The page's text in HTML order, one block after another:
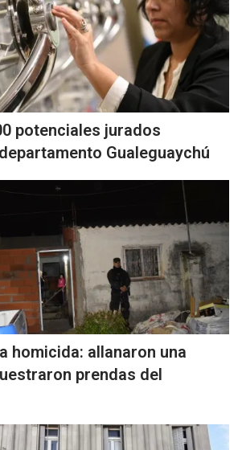
potenciales jurados
Gualeguaychú
homicida: allanaron una
prendas del